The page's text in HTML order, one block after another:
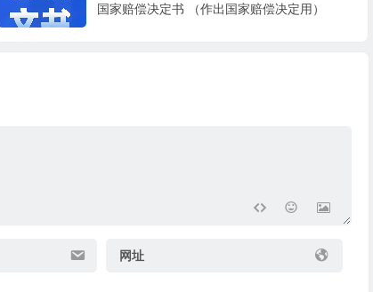
国家赔偿决定书 （作出国家赔偿决定用）
网址